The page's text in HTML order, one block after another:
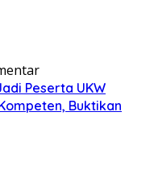
Peserta UKW
Buktikan